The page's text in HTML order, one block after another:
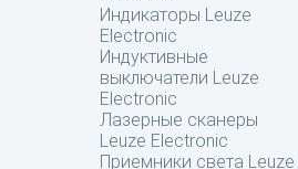
Индикаторы Leuze
Electronic
Индуктивные
выключатели Leuze
Electronic
Лазерные сканеры
Leuze Electronic
Приемники света Leuze